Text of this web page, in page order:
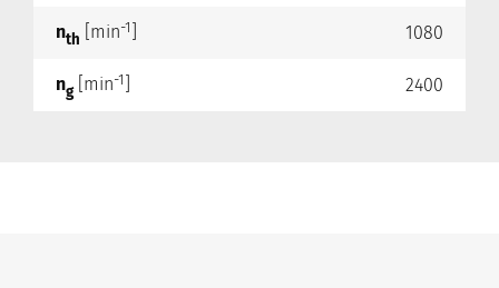
nth [min-1 1080
ng[min-1 2400